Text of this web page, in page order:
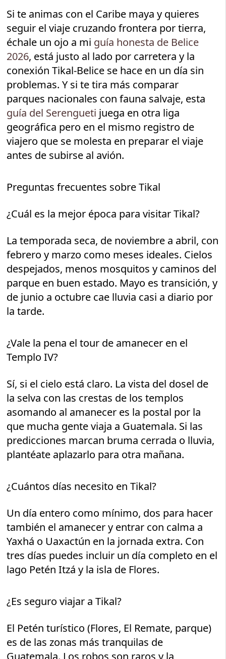
Si te animas con el Caribe maya y quieres
seguir el viaje cruzando frontera por tierra,
échale un ojo a mi guía honesta de Belice
2026, está justo al lado por carretera y la
conexión Tikal-Belice se hace en un día sin
problemas. Y si te tira más comparar
parques nacionales con fauna salvaje, esta
guía del Serengueti juega en otra liga
geográfica pero en el mismo registro de
viajero que se molesta en preparar el viaje
antes de subirse al avión.
Preguntas frecuentes sobre Tikal
¿Cuál es la mejor época para visitar Tikal?
La temporada seca, de noviembre a abril, con
febrero y marzo como meses ideales. Cielos
despejados, menos mosquitos y caminos del
parque en buen estado. Mayo es transición, y
de junio a octubre cae lluvia casi a diario por
la tarde.
¿Vale la pena el tour de amanecer en el
Templo IV?
Sí, si el cielo está claro. La vista del dosel de
la selva con las crestas de los templos
asomando al amanecer es la postal por la
que mucha gente viaja a Guatemala. Si las
predicciones marcan bruma cerrada o lluvia,
plantéate aplazarlo para otra mañana.
¿Cuántos días necesito en Tikal?
Un día entero como mínimo, dos para hacer
también el amanecer y entrar con calma a
Yaxhá o Uaxactún en la jornada extra. Con
tres días puedes incluir un día completo en el
lago Petén Itzá y la isla de Flores.
¿Es seguro viajar a Tikal?
El Petén turístico (Flores, El Remate, parque)
es de las zonas más tranquilas de